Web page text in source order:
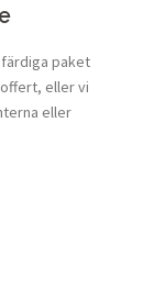
paket
eller vi
eller